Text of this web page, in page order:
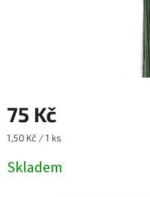
75 Kč
Měrná
1,50 Kč / 1 ks
Skladem